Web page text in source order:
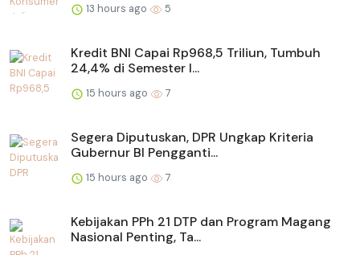
13 hours ago 5
Kredit BNI Capai Rp968,5 Triliun, Tumbuh
24,4% di Semester I...
15 hours ago 7
Segera Diputuskan, DPR Ungkap Kriteria
Gubernur BI Pengganti...
15 hours ago 7
Kebijakan PPh 21 DTP dan Program Magang
Nasional Penting, Ta...